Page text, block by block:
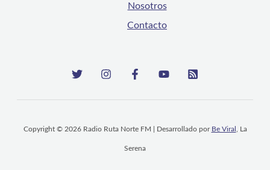
Nosotros
Contacto
Copyright © 2026 Radio Ruta Norte FM | Desarrollado por Be Viral , La
Serena